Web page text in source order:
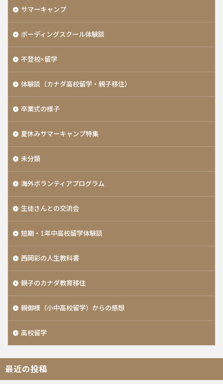
サマーキャンプ
ボーディングスクール体験談
不登校×留学
体験談（カナダ高校留学・親子移住）
卒業式の様子
夏休みサマーキャンプ特集
未分類
海外ボランティアプログラム
生徒さんとの交流会
短期・1年中高校留学体験談
西岡彩の人生教科書
親子のカナダ教育移住
親御様（小中高校留学）からの感想
高校留学
最近の投稿